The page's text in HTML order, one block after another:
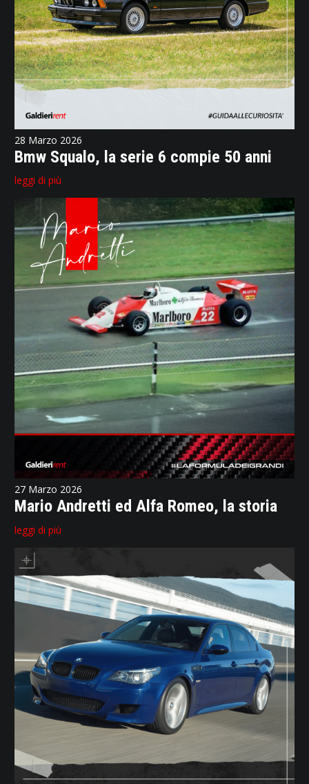
28 Marzo 2026
Bmw Squalo, la serie 6 compie 50 anni
leggi di più
27 Marzo 2026
Mario Andretti ed Alfa Romeo, la storia
leggi di più